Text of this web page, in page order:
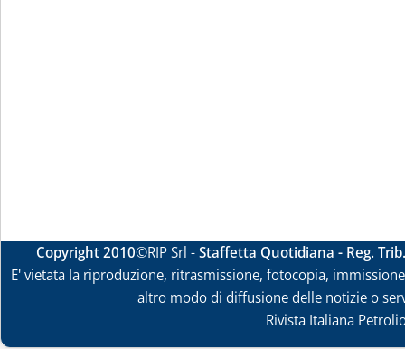
Copyright 2010©RIP Srl -Staffetta Quotidiana - Reg.
E' vietata la riproduzione, ritrasmissione, fotocopia,
altro modo di diffusione delle notizie o
Rivista Italiana